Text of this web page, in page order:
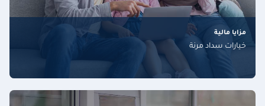
مزايا مالية
خيارات سداد مرنة